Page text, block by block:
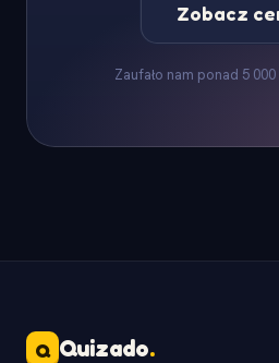
Zobacz
Zaufało nam ponad 5
Q Quizado.